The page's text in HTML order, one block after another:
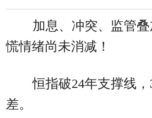
加息、冲突、监管
慌情绪尚未消减！
恒指破24年支撑线
差。